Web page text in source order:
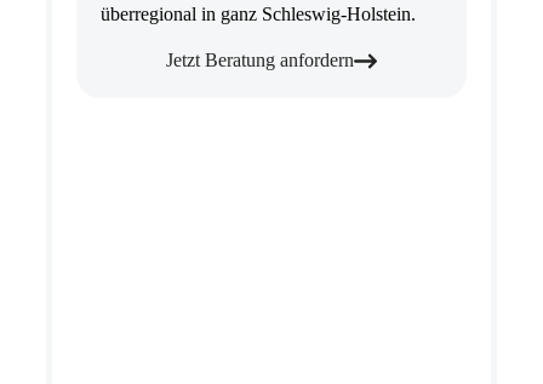
überregional in ganz Schleswig-Holstein.
Jetzt Beratung anfordern